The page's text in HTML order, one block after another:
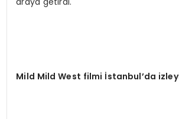
Mild Mild West filmi İstanbul’da